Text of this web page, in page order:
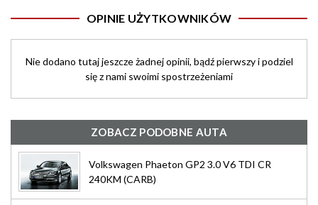
OPINIE UŻYTKOWNIKÓW
Nie dodano tutaj jeszcze żadnej opinii, bądź pierwszy i podziel
się z nami swoimi spostrzeżeniami
ZOBACZ PODOBNE AUTA
Volkswagen Phaeton GP2 3.0 V6 TDI CR
240KM (CARB)